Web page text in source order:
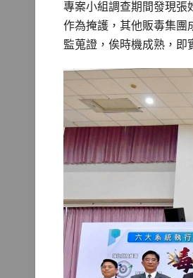
專案小組調查期間發現張
作為掩護，其他販毒集團
監蒐證，俟時機成熟，即